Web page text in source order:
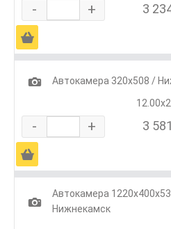
- + 3
Ä
1
Автокамера 320х508 /
- + 3
Ä
1
Автокамера
Нижнекамск